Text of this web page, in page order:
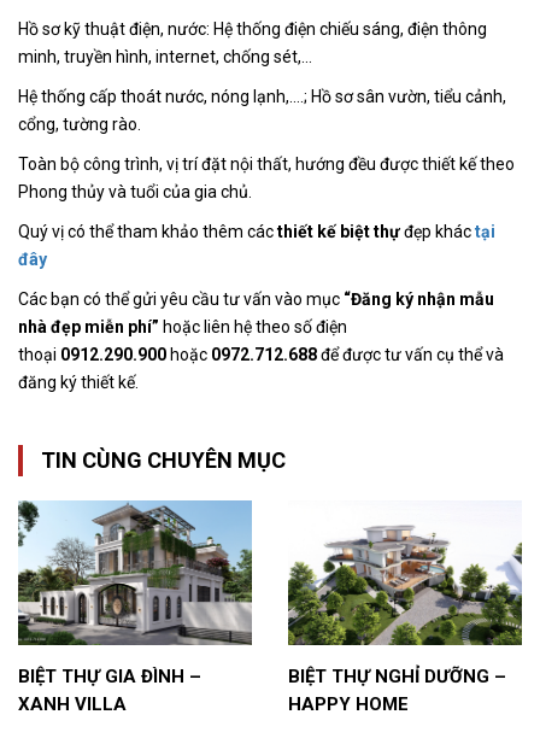
Hồ sơ kỹ thuật điện, nước: Hệ thống điện chiếu sáng, điện thông
minh, truyền hình, internet, chống sét,…
Hệ thống cấp thoát nước, nóng lạnh,….; Hồ sơ sân vườn, tiểu cảnh,
cổng, tường rào.
Toàn bộ công trình, vị trí đặt nội thất, hướng đều được thiết kế theo
Phong thủy và tuổi của gia chủ.
Quý vị có thể tham khảo thêm cácthiết kế biệt thựđẹp kháctại
đây
Các bạn có thể gửi yêu cầu tư vấn vào mục “Đăng ký nhận mẫu
nhà đẹp miễn phí” hoặc liên hệ theo số điện
thoại 0912.290.900 hoặc 0972.712.688để được tư vấn cụ thể và
đăng ký thiết kế.
TIN CÙNG CHUYÊN MỤC
BIỆT THỰ GIA ĐÌNH –
XANH VILLA
BIỆT THỰ NGHỈ DƯỠNG –
HAPPY HOME